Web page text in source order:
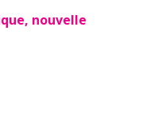
nouvelle